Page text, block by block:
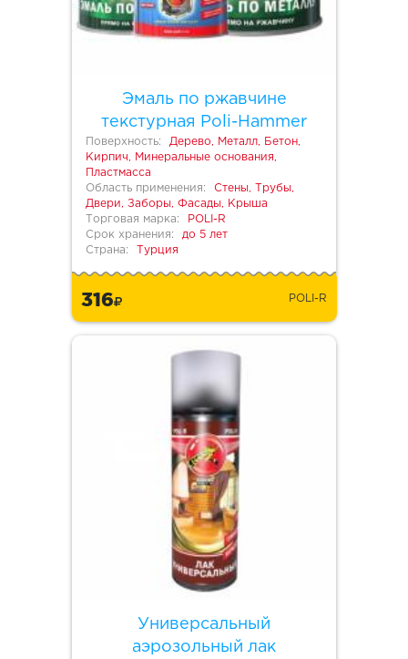
Эмаль по ржавчине
текстурная Poli-Hammer
Поверхность:
Дерево, Металл, Бетон,
Кирпич, Минеральные основания,
Пластмасса
Область применения:
Стены, Трубы,
Двери, Заборы, Фасады, Крыша
Торговая марка:
POLI-R
Срок хранения:
до 5 лет
Страна:
Турция
316 POLI-R
Универсальный
аэрозольный лак